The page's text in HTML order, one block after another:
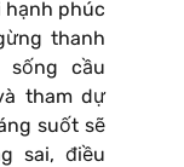
phúc
thanh
cầu
tham dự
suốt sẽ
sai, điều